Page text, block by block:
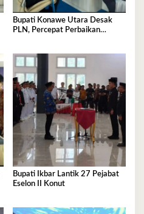
Bupati Konawe Utara Desak
PLN, Percepat Perbaikan
Bupati Ikbar Lantik 27 Pejabat
Eselon II Konut